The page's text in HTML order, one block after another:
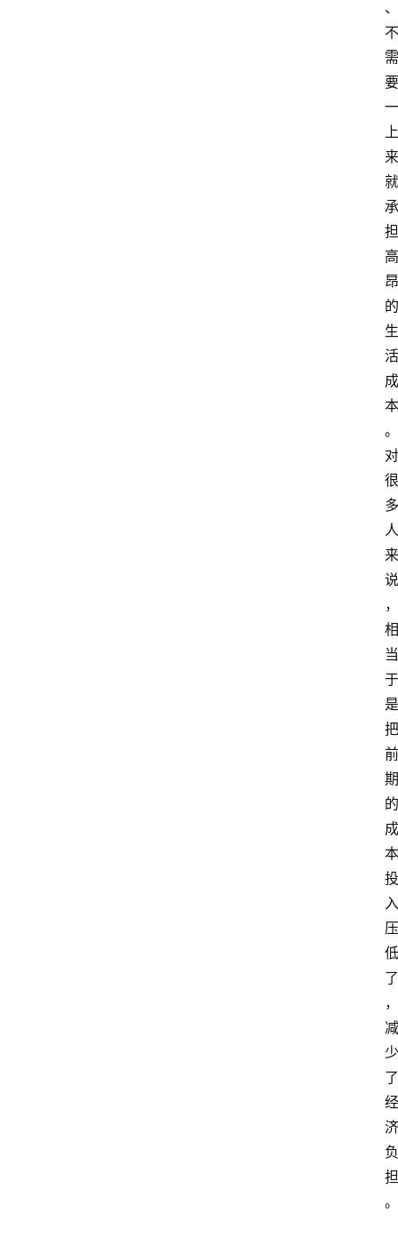
、
不
需
要
一
上
来
就
承
担
高
昂
的
生
活
成
本
。
对
很
多
人
来
说
，
相
当
于
是
把
前
期
的
成
本
投
入
压
低
了
，
减
少
了
经
济
负
担
。